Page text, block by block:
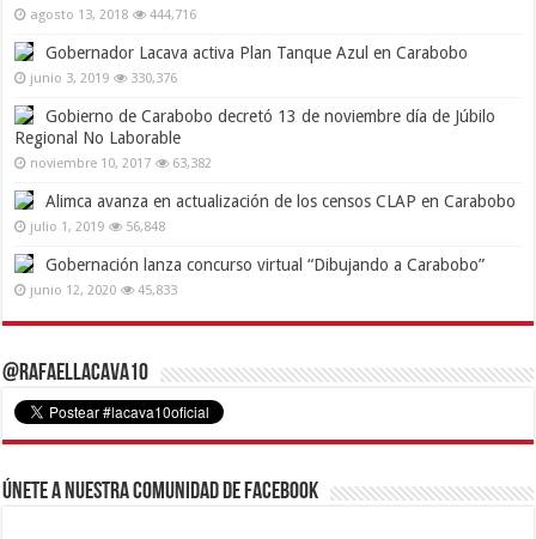
agosto 13, 2018 444,716
Gobernador Lacava activa Plan Tanque Azul en Carabobo
junio 3, 2019 330,376
Gobierno de Carabobo decretó 13 de noviembre día de Júbilo
Regional No Laborable
noviembre 10, 2017 63,382
Alimca avanza en actualización de los censos CLAP en Carabobo
julio 1, 2019 56,848
Gobernación lanza concurso virtual “Dibujando a Carabobo”
junio 12, 2020 45,833
@RafaelLacava10
Únete a nuestra comunidad de Facebook